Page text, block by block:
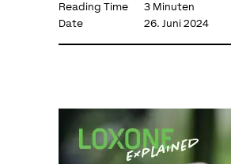
Reading Time
Date
3 Minuten
26. Juni 2024